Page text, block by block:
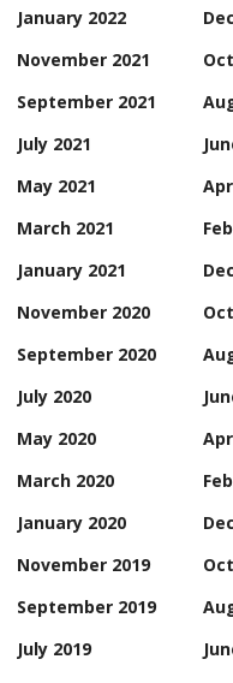
January 2022
November 2021
September 2021
July 2021
May 2021
March 2021
January 2021
November 2020
September 2020
July 2020
May 2020
March 2020
January 2020
November 2019
September 2019
July 2019